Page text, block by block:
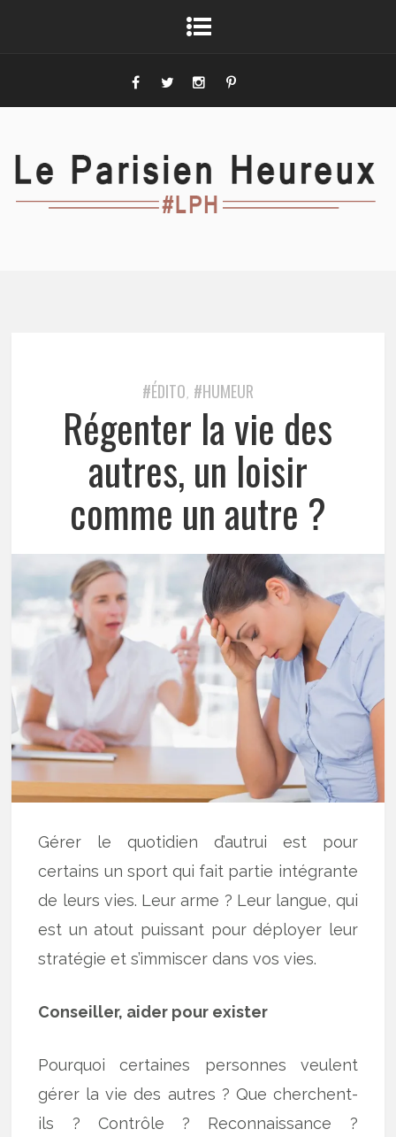
#ÉDITO, #HUMEUR
Régenter la vie des
autres, un loisir
comme un autre ?
Gérer le quotidien d’autrui est pour
certains un sport qui fait partie intégrante
de leurs vies. Leur arme ? Leur langue, qui
est un atout puissant pour déployer leur
stratégie et s’immiscer dans vos vies.
Conseiller, aider pour exister
Pourquoi certaines personnes veulent
gérer la vie des autres ? Que cherchent-
ils ? Contrôle ? Reconnaissance ?